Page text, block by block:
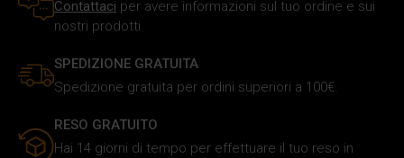
Contattaci per avere informazioni sul tuo ordine e sui
nostri prodotti.
SPEDIZIONE GRATUITA
Spedizione gratuita per ordini superiori a 100€.
RESO GRATUITO
Hai 14 giorni di tempo per effettuare il tuo reso in